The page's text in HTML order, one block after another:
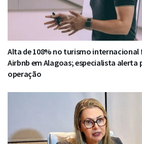
Alta de 108% no turismo
Airbnb em Alagoas; especialista alerta
operação